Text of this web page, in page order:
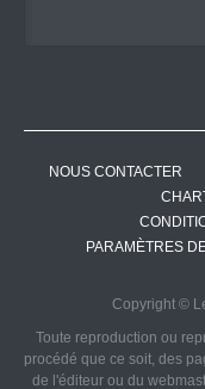
NOUS CONTACTER
PARAMÈTRES
Copyright ©
Toute reproduction ou
procédé que ce soit, des
de l'éditeur ou du